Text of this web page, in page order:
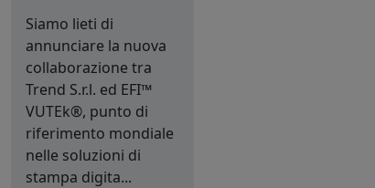
Siamo lieti di
annunciare la nuova
collaborazione tra
Trend S.r.l. ed EFI™
VUTEk®, punto di
riferimento mondiale
nelle soluzioni di
stampa digita...